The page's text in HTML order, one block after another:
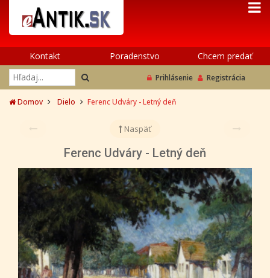
Kontakt Poradenstvo Chcem predať
Prihlásenie Registrácia
Domov Dielo Ferenc Udváry - Letný deň
Naspäť
Ferenc Udváry - Letný deň